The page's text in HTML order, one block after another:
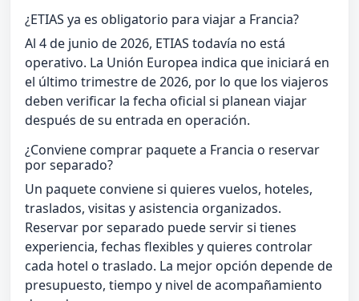
¿ETIAS ya es obligatorio para viajar a Francia?
Al 4 de junio de 2026, ETIAS todavía no está
operativo. La Unión Europea indica que iniciará en
el último trimestre de 2026, por lo que los viajeros
deben verificar la fecha oficial si planean viajar
después de su entrada en operación.
¿Conviene comprar paquete a Francia o reservar
por separado?
Un paquete conviene si quieres vuelos, hoteles,
traslados, visitas y asistencia organizados.
Reservar por separado puede servir si tienes
experiencia, fechas flexibles y quieres controlar
cada hotel o traslado. La mejor opción depende de
presupuesto, tiempo y nivel de acompañamiento